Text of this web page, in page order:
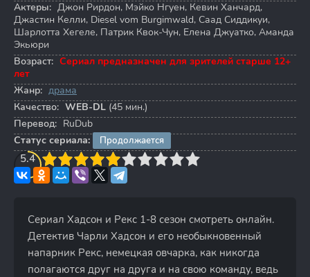
Актеры: Джон Рирдон, Мэйко Нгуен, Кевин Ханчард,
Джастин Келли, Diesel vom Burgimwald, Саад Сиддикуи,
Шарлотта Хегеле, Патрик Квок-Чун, Елена Джуатко, Аманда
Экьюри
Возраст: Сериал предназначен для зрителей старше 12+
лет
Жанр: драма
Качество: WEB-DL (45 мин.)
Перевод: RuDub
Статус сериала:
Продолжается
5.4
4 5 6 7 8 9 10
Сериал Хадсон и Рекс 1-8 сезон смотреть онлайн.
Детектив Чарли Хадсон и его необыкновенный
напарник Рекс, немецкая овчарка, как никогда
полагаются друг на друга и на свою команду, ведь